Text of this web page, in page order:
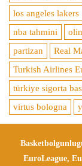
los angeles lakers
nba tahmini
partizan
Real
Turkish Airlines
türkiye sigorta
virtus bologna
EuroLeague,